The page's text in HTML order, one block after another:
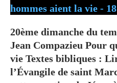
20ème dimanche du
Jean Compazieu Pour
vie Textes bibliques :
l’Évangile de saint